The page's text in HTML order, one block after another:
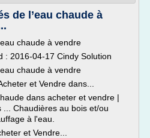
de l’eau chaude à
chaude à vendre
: 2016-04-17 Cindy Solution
chaude à vendre
et Vendre dans...
dans acheter et vendre |
Chaudières au bois et/ou
à l'eau.
et Vendre...